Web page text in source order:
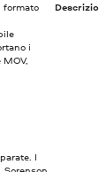
formato
i
I